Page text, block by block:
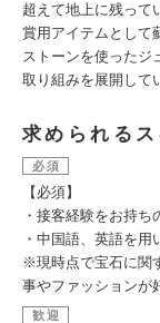
超えて地上に残って
賞用アイテムとして
ストーンを使ったジ
取り組みを展開して
求められる
必須
【必須】
・接客経験をお持ち
・中国語、英語を
※現時点で宝石に関
事やファッションが
歓迎